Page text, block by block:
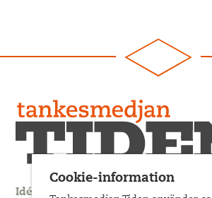
Idédebatt och analys som förnyar
Cookie-information